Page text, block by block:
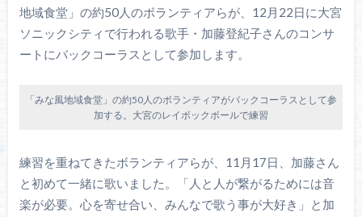
地域食堂」の約50人のボランティアらが、12月22日に大宮
ソニックシティで行われる歌手・加藤登紀子さんのコンサ
ートにバックコーラスとして参加します。
「みな風地域食堂」の約50人のボランティアがバックコーラスとして参
加する。大宮のレイボックボールで練習
練習を重ねてきたボランティアらが、11月17日、加藤さん
と初めて一緒に歌いました。「人と人が繋がるためには音
楽が必要。心を寄せ合い、みんなで歌う事が大好き」と加